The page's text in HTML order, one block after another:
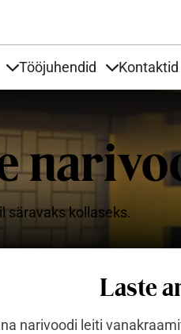
Tööjuhendid Kontaktid
säravaks kollaseks.
Laste
narivoodi leiti